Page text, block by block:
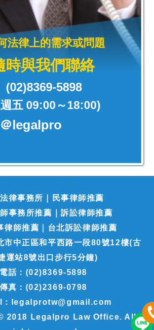
法律上的需求或問題
時與我們聯絡
(02)8369-5898
五 09:00～18:00)
＠legalpro
律事務所｜民事律師推薦
事務所推薦｜訴訟律師推薦
律師推薦｜台北訴訟律師推薦
市中正區和平西路一段80號12樓(古
運站8號出口步行5分鐘)
電話：(02)8369-5898
傳真：(02)2369-0798
：legalprotw@gmail.com
2018 Legalpro Law Office. All